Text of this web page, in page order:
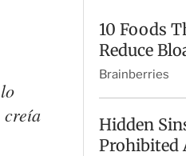
creía